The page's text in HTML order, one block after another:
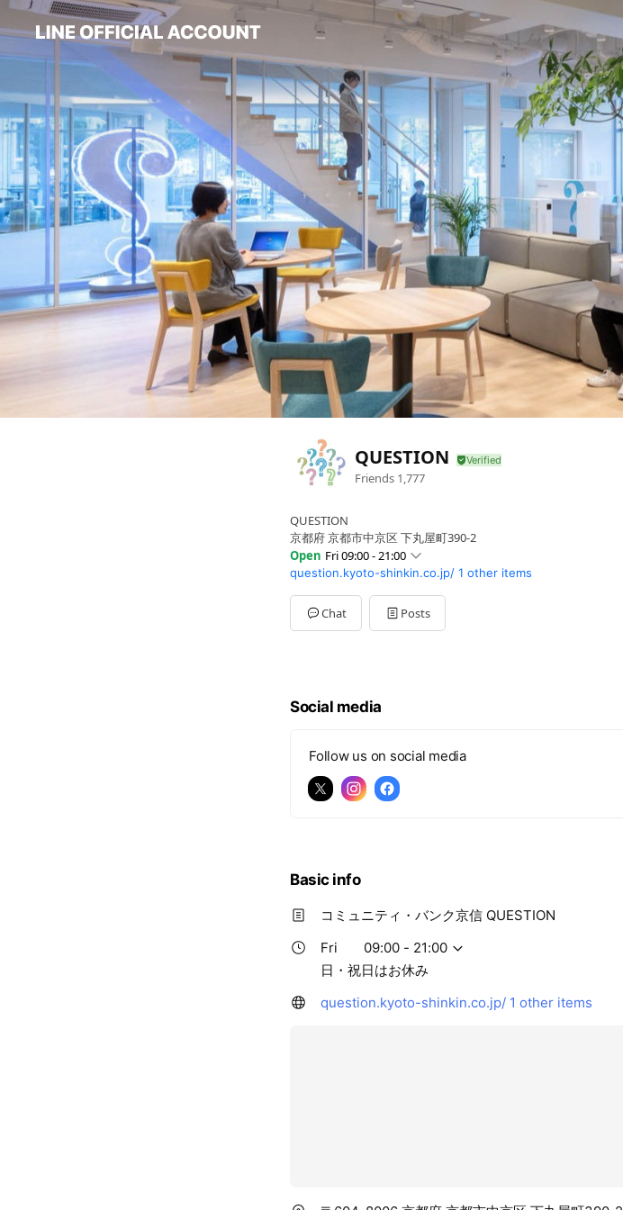
QUESTION
Friends 1,777
QUESTION
京都府 京都市中京区 下丸屋町390-2
Open Fri 09:00 - 21:00
SunClosed
Mon09:00 - 21:00
Tue09:00 - 21:00
Wed09:00 - 21:00
question.kyoto-shinkin.co.jp/ 1 other items
Chat Posts
Social media
Follow us on social media
Basic info
コミュニティ・バンク京信 QUESTION
Fri
09:00 - 21:00
日・祝日はお休み
question.kyoto-shinkin.co.jp/ 1 other items